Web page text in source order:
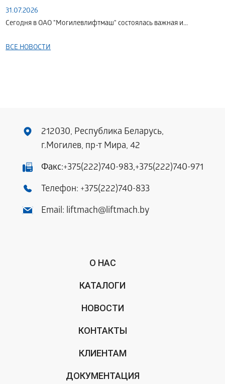
31.07.2026
Сегодня в ОАО "Могилевлифтмаш" состоялась важная и...
ВСЕ НОВОСТИ
212030, Республика Беларусь,
г.Могилев, пр-т Мира, 42
Факс:+375(222)740-983,+375(222)740-971
Телефон: +375(222)740-833
Email: liftmach@liftmach.by
О НАС
КАТАЛОГИ
НОВОСТИ
КОНТАКТЫ
КЛИЕНТАМ
ДОКУМЕНТАЦИЯ